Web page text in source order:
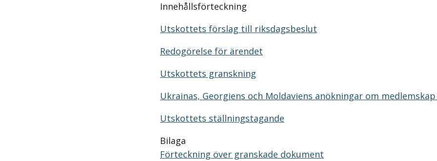
Innehållsförteckning
Utskottets förslag till riksdagsbeslut
Redogörelse för ärendet
Utskottets granskning
Ukrainas, Georgiens och Moldaviens anökningar om medlemskap
Utskottets ställningstagande
Bilaga
Förteckning över granskade dokument